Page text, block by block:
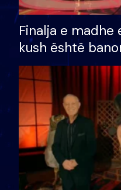
Finalja e madhe
kush është
shtëpinë dhe
të fituar çmimin